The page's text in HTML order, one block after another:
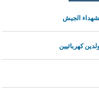
الجيش
كهربائيين